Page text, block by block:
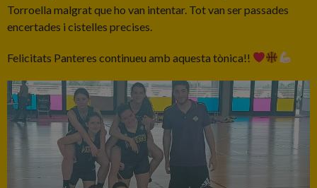
Torroella malgrat que ho van intentar. Tot van ser passades
encertades i cistelles precises.
Felicitats Panteres continueu amb aquesta tònica!!